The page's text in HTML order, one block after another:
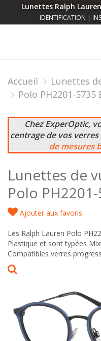
Lunettes Ralph
IDENTIFICATION |
Accueil Lunettes
Polo PH2201-
Chez ExperOptic,
centrage de vos verres
de mesures
Lunettes de
Polo
Ajouter aux favoris
Les Ralph Lauren Polo
Plastique et sont typées
Compatibles verres